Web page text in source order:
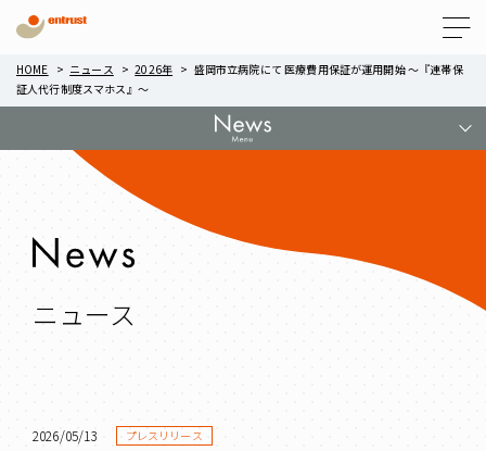
HOME ニュース 2026年
盛岡市立病院にて 医療費用保証が運用開始 ～『連帯保
証人代行制度スマホス』～
ニュース
2026/05/13 プレスリリース